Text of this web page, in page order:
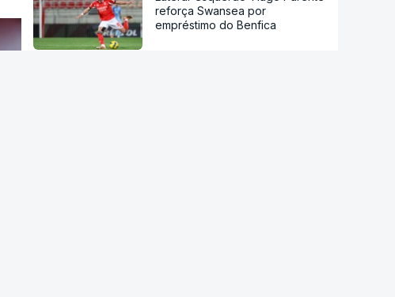
reforça Swansea por
empréstimo do Benfica